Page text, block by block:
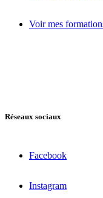
Voir mes
Réseaux sociaux
Facebook
Instagram